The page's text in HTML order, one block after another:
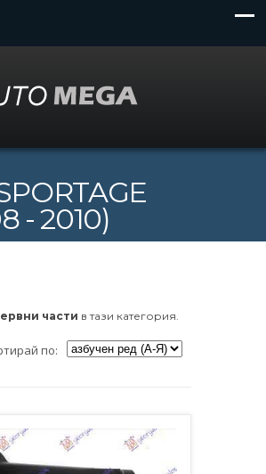
- 2010)
части в тази категория.
по: